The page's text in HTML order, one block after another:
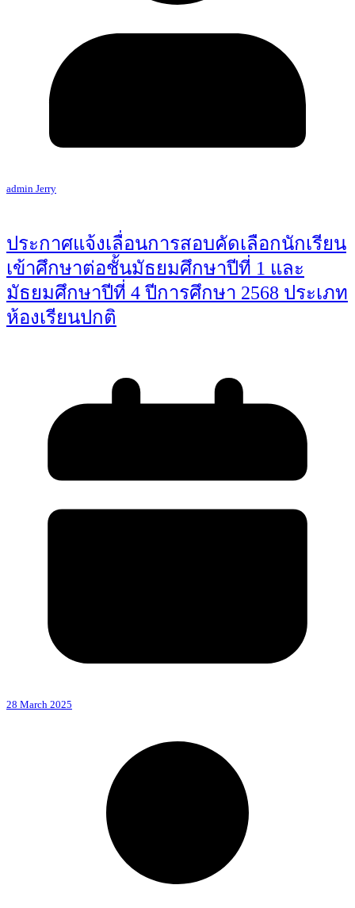
admin Jerry
ประกาศแจ้งเลื่อนการสอบคัดเลือกนักเรียน
เข้าศึกษาต่อชั้นมัธยมศึกษาปีที่ 1 และ
มัธยมศึกษาปีที่ 4 ปีการศึกษา 2568 ประเภท
ห้องเรียนปกติ
28 March 2025